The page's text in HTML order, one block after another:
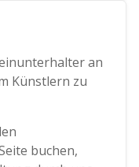
an
Künstlern zu
buchen,